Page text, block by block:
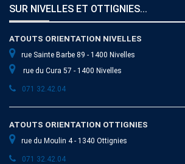
SUR NIVELLES ET OTTIGNIES...
ATOUTS ORIENTATION NIVELLES
rue Sainte Barbe 89 - 1400 Nivelles
rue du Cura 57 - 1400 Nivelles
071 32.42.04
ATOUTS ORIENTATION OTTIGNIES
rue du Moulin 4 - 1340 Ottignies
071 32.42.04